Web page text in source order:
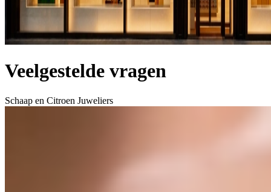
Veelgestelde vragen
Schaap en Citroen Juweliers